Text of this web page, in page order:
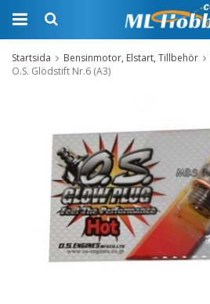
Startsida Bensinmotor, Elstart, Tillbehör
O.S. Glödstift Nr.6 (A3)